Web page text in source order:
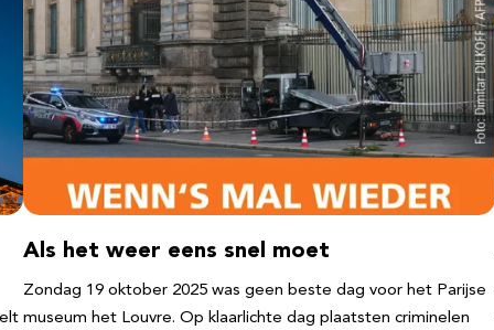
Als het weer eens snel moet
Zondag 19 oktober 2025 was geen beste dag voor het Parijse
museum het Louvre. Op klaarlichte dag plaatsten criminelen